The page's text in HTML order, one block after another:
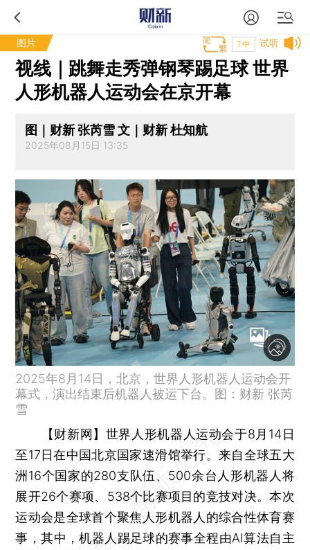
图片 试听
T中
视线｜跳舞走秀弹钢琴踢足球 世界
人形机器人运动会在京开幕
图｜财新 张芮雪 文｜财新 杜知航
2025年08月15日 13:35
2025年8月14日，北京，世界人形机器人运动会开
幕式，演出结束后机器人被运下台。图：财新 张芮
雪
【财新网】 世界人形机器人运动会于8月14日
至17日在中国北京国家速滑馆举行。来自全球五大
洲16个国家的280支队伍、500余台人形机器人将
展开26个赛项、538个比赛项目的竞技对决。本次
运动会是全球首个聚焦人形机器人的综合性体育赛
事，其中，机器人踢足球的赛事全程由AI算法自主